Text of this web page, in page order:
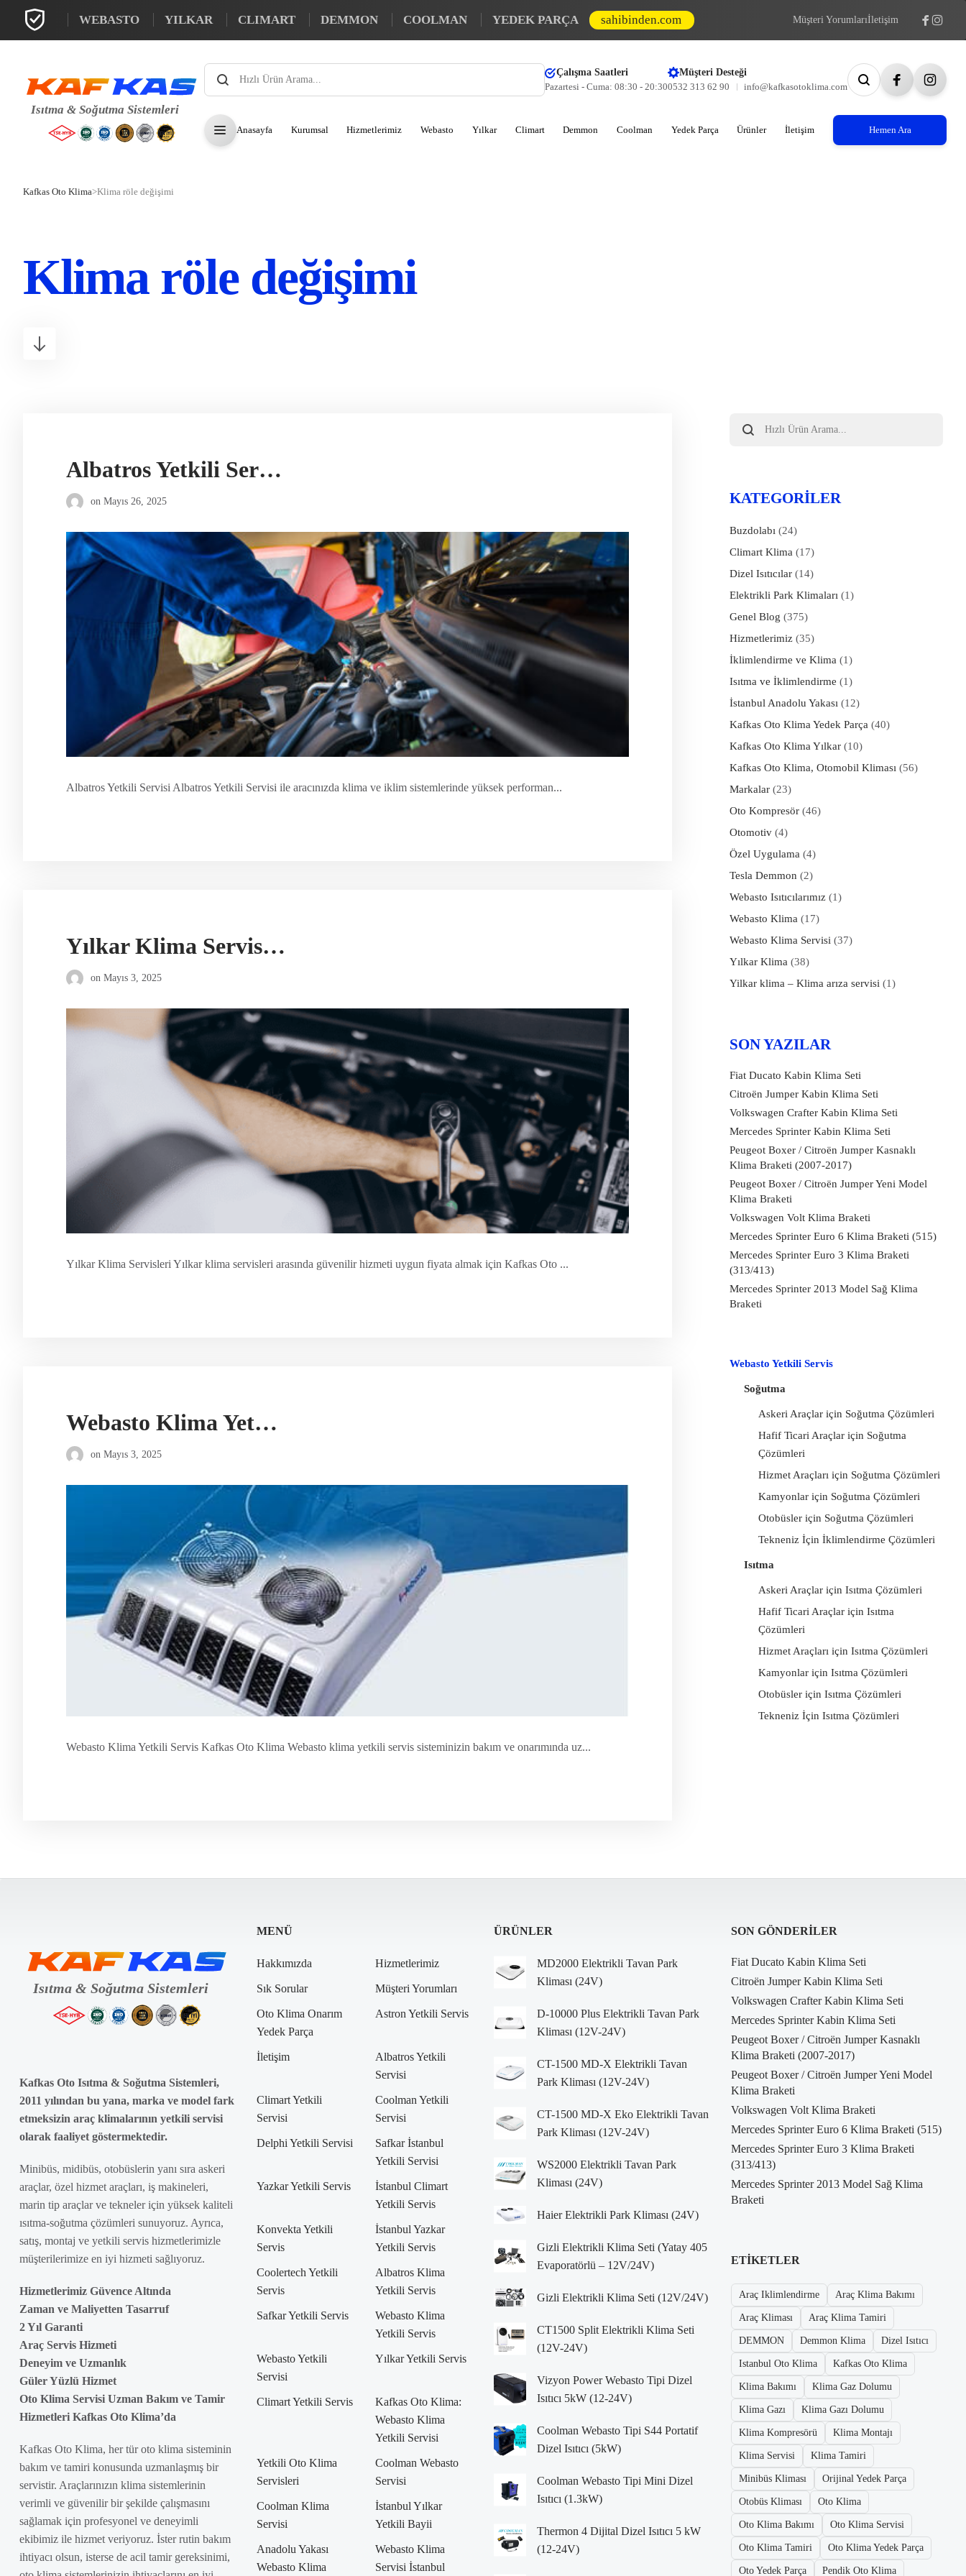
WEBASTO YILKAR CLIMART DEMMON COOLMAN YEDEK PARÇA sahibinden.com Müşteri Yorumlarıİletişim
Products
search
Çalışma Saatleri
Pazartesi - Cuma: 08:30 - 20:30
Müşteri Desteği
0532 313 62 90
info@kafkasotoklima.com
Anasayfa Kurumsal Hizmetlerimiz Webasto Yılkar Climart Demmon Coolman Yedek Parça Ürünler İletişim Hemen Ara
Kafkas Oto Klima>Klima röle değişimi
Klima röle değişimi
Albatros Yetkili Servisi
on Mayıs 26, 2025
Albatros Yetkili Servisi Albatros Yetkili Servisi ile aracınızda klima ve iklim sistemlerinde yüksek performan...
Yılkar Klima Servisleri
on Mayıs 3, 2025
Yılkar Klima Servisleri Yılkar klima servisleri arasında güvenilir hizmeti uygun fiyata almak için Kafkas Oto ...
Webasto Klima Yetkili Servis
on Mayıs 3, 2025
Webasto Klima Yetkili Servis Kafkas Oto Klima Webasto klima yetkili servis sisteminizin bakım ve onarımında uz...
search
KATEGORILER
Buzdolabı (24)
Climart Klima (17)
Dizel Isıtıcılar (14)
Elektrikli Park Klimaları (1)
Genel Blog (375)
Hizmetlerimiz (35)
İklimlendirme ve Klima (1)
Isıtma ve İklimlendirme (1)
İstanbul Anadolu Yakası (12)
Kafkas Oto Klima Yedek Parça (40)
Kafkas Oto Klima Yılkar (10)
Kafkas Oto Klima, Otomobil Kliması (56)
Markalar (23)
Oto Kompresör (46)
Otomotiv (4)
Özel Uygulama (4)
Tesla Demmon (2)
Webasto Isıtıcılarımız (1)
Webasto Klima (17)
Webasto Klima Servisi (37)
Yılkar Klima (38)
Yilkar klima – Klima arıza servisi (1)
SON YAZILAR
Fiat Ducato Kabin Klima Seti
Citroën Jumper Kabin Klima Seti
Volkswagen Crafter Kabin Klima Seti
Mercedes Sprinter Kabin Klima Seti
Peugeot Boxer / Citroën Jumper Kasnaklı
Klima Braketi (2007-2017)
Peugeot Boxer / Citroën Jumper Yeni Model
Klima Braketi
Volkswagen Volt Klima Braketi
Mercedes Sprinter Euro 6 Klima Braketi (515)
Mercedes Sprinter Euro 3 Klima Braketi
(313/413)
Mercedes Sprinter 2013 Model Sağ Klima
Braketi
Webasto Yetkili Servis
Soğutma
Askeri Araçlar için Soğutma Çözümleri
Hafif Ticari Araçlar için Soğutma
Çözümleri
Hizmet Araçları için Soğutma Çözümleri
Kamyonlar için Soğutma Çözümleri
Otobüsler için Soğutma Çözümleri
Tekneniz İçin İklimlendirme Çözümleri
Isıtma
Askeri Araçlar için Isıtma Çözümleri
Hafif Ticari Araçlar için Isıtma
Çözümleri
Hizmet Araçları için Isıtma Çözümleri
Kamyonlar için Isıtma Çözümleri
Otobüsler için Isıtma Çözümleri
Tekneniz İçin Isıtma Çözümleri
Kafkas Oto Isıtma & Soğutma Sistemleri,
2011 yılından bu yana, marka ve model fark
etmeksizin araç klimalarının yetkili servisi
olarak faaliyet göstermektedir.
Minibüs, midibüs, otobüslerin yanı sıra askeri
araçlar, özel hizmet araçları, iş makineleri,
marin tip araçlar ve tekneler için yüksek kaliteli
ısıtma-soğutma çözümleri sunuyoruz. Ayrıca,
satış, montaj ve yetkili servis hizmetlerimizle
müşterilerimize en iyi hizmeti sağlıyoruz.
Hizmetlerimiz Güvence Altında
Zaman ve Maliyetten Tasarruf
2 Yıl Garanti
Araç Servis Hizmeti
Deneyim ve Uzmanlık
Güler Yüzlü Hizmet
Oto Klima Servisi Uzman Bakım ve Tamir
Hizmetleri Kafkas Oto Klima’da
Kafkas Oto Klima, her tür oto klima sisteminin
bakım ve tamiri konusunda uzmanlaşmış bir
servistir. Araçlarınızın klima sistemlerinin
verimli ve güvenilir bir şekilde çalışmasını
sağlamak için profesyonel ve deneyimli
ekibimiz ile hizmet veriyoruz. İster rutin bakım
ihtiyacı olsun, isterse de acil tamir gereksinimi,
MENÜ
Hakkımızda Hizmetlerimiz
Sık Sorular Müşteri Yorumları
Oto Klima Onarım
Yedek Parça
Astron Yetkili Servis
İletişim
Albatros Yetkili
Servisi
Climart Yetkili
Servisi
Coolman Yetkili
Servisi
Delphi Yetkili Servisi
Safkar İstanbul
Yetkili Servisi
Yazkar Yetkili Servis
İstanbul Climart
Yetkili Servis
Konvekta Yetkili
Servis
İstanbul Yazkar
Yetkili Servis
Coolertech Yetkili
Servis
Albatros Klima
Yetkili Servis
Safkar Yetkili Servis
Webasto Klima
Yetkili Servis
Webasto Yetkili
Servisi
Yılkar Yetkili Servis
Climart Yetkili Servis
Kafkas Oto Klima:
Webasto Klima
Yetkili Servisi
Yetkili Oto Klima
Servisleri
Coolman Webasto
Servisi
Coolman Klima
Servisi
İstanbul Yılkar
Yetkili Bayii
Anadolu Yakası
Webasto Klima
Webasto Klima
Servisi İstanbul
ÜRÜNLER
MD2000 Elektrikli Tavan Park
Kliması (24V)
D-10000 Plus Elektrikli Tavan Park
Kliması (12V-24V)
CT-1500 MD-X Elektrikli Tavan
Park Kliması (12V-24V)
CT-1500 MD-X Eko Elektrikli Tavan
Park Kliması (12V-24V)
WS2000 Elektrikli Tavan Park
Kliması (24V)
Haier Elektrikli Park Kliması (24V)
Gizli Elektrikli Klima Seti (Yatay 405
Evaporatörlü – 12V/24V)
Gizli Elektrikli Klima Seti (12V/24V)
CT1500 Split Elektrikli Klima Seti
(12V-24V)
Vizyon Power Webasto Tipi Dizel
Isıtıcı 5kW (12-24V)
Coolman Webasto Tipi S44 Portatif
Dizel Isıtıcı (5kW)
Coolman Webasto Tipi Mini Dizel
Isıtıcı (1.3kW)
Thermon 4 Dijital Dizel Isıtıcı 5 kW
(12-24V)
SON GÖNDERILER
Fiat Ducato Kabin Klima Seti
Citroën Jumper Kabin Klima Seti
Volkswagen Crafter Kabin Klima Seti
Mercedes Sprinter Kabin Klima Seti
Peugeot Boxer / Citroën Jumper Kasnaklı
Klima Braketi (2007-2017)
Peugeot Boxer / Citroën Jumper Yeni Model
Klima Braketi
Volkswagen Volt Klima Braketi
Mercedes Sprinter Euro 6 Klima Braketi (515)
Mercedes Sprinter Euro 3 Klima Braketi
(313/413)
Mercedes Sprinter 2013 Model Sağ Klima
Braketi
ETIKETLER
Araç Iklimlendirme Araç Klima Bakımı
Araç Kliması Araç Klima Tamiri
DEMMON Demmon Klima Dizel Isıtıcı
Istanbul Oto Klima Kafkas Oto Klima
Klima Bakımı Klima Gaz Dolumu
Klima Gazı Klima Gazı Dolumu
Klima Kompresörü Klima Montajı
Klima Servisi Klima Tamiri
Minibüs Kliması Orijinal Yedek Parça
Otobüs Kliması Oto Klima
Oto Klima Bakımı Oto Klima Servisi
Oto Klima Tamiri Oto Klima Yedek Parça
Oto Yedek Parça Pendik Oto Klima